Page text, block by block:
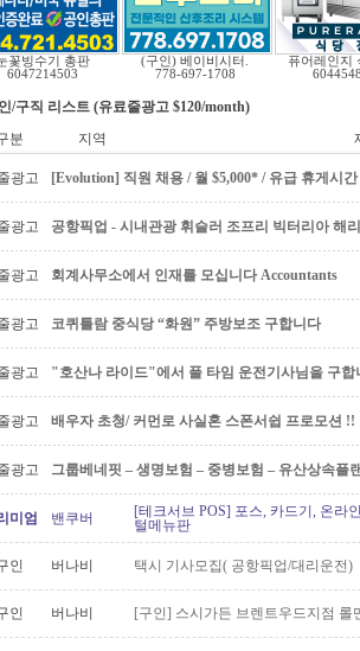
꽃빙수기 총판
6047214503
(구인) 베이비시터.
778-697-1708
퓨어레인지
/구직 리스트 (유료줄광고 $120/month)
분
지역
광고 [Evolution] 직원 채용 / 월 $5,000* / 유급 휴게시
광고 공항픽업 - 시내관광 휘슬러 조프리 빅터리아 해
광고 회계사무소에서 인재를 모십니다 Accountants
광고 코퀴틀람 중식당 “화원” 주방보조 구합니다
광고 "호산나 라이드"에서 풀 타임 운전기사님을 구합
광고 배우자 초청/ 커먼로 사실혼 스폰서쉽 프로모션 !!
광고 그룹베네핏 – 생명보험 – 중병보험 – 유산상속플
미엄 밴쿠버
[테크서브 POS] 포스, 카드기, 온라
털메뉴판
인 버나비 택시 기사모집( 공항픽업/대리운전)
인 버나비 [구인] 스시가든 브렌트우드지점 롤